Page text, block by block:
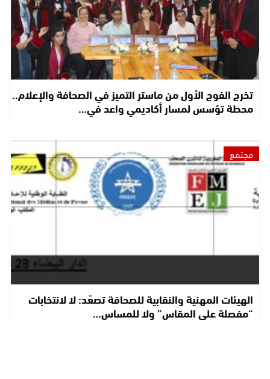
تخرج الفوج الأول من ماستر التميز في الصحافة والإعلام..
محطة تؤسس لمسار أكاديمي واعد في…
مجتمع
الهيئات المهنية والنقابية للصحافة تصعّد: لا لانتخابات
“مفصلة على المقاس” ولا للمساس…